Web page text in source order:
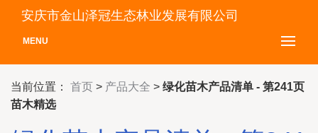
安庆市金山泽冠生态林业发展有限公司
MENU
当前位置： 首页 > 产品大全 > 绿化苗木产品清单 - 第241页
苗木精选